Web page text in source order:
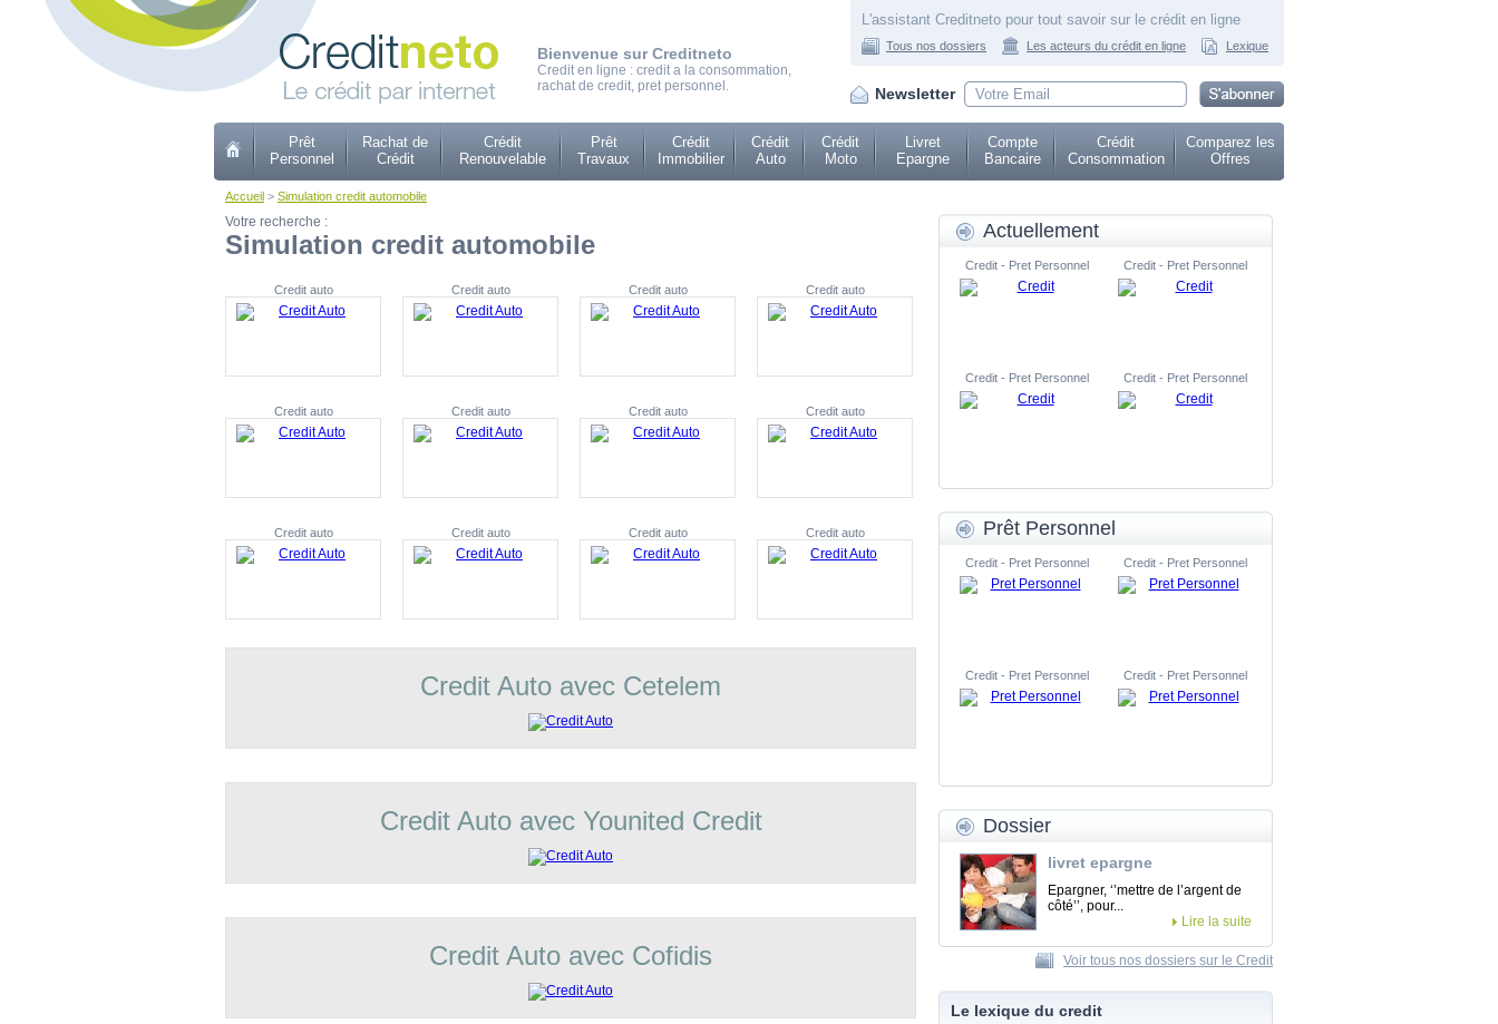
Bienvenue sur Creditneto
Credit en ligne : credit a la consommation,
rachat de credit, pret personnel.
L'assistant Creditneto pour tout savoir sur le crédit en ligne
Tous nos dossiers Les acteurs du crédit en ligne Lexique
Newsletter
Prêt
Personnel
Rachat de
Crédit
Crédit
Renouvelable
Prêt
Travaux
Crédit
Immobilier
Crédit
Auto
Crédit
Moto
Livret
Epargne
Compte
Bancaire
Crédit
Consommation
Comparez les
Offres
Accueil > Simulation credit automobile
Votre recherche :
Simulation credit automobile
Credit auto Credit auto Credit auto Credit auto
Credit auto Credit auto Credit auto Credit auto
Credit auto Credit auto Credit auto Credit auto
Credit Auto avec Cetelem
Credit Auto avec Younited Credit
Credit Auto avec Cofidis
Actuellement
Credit - Pret Personnel Credit - Pret Personnel
Credit - Pret Personnel Credit - Pret Personnel
Prêt Personnel
Credit - Pret Personnel Credit - Pret Personnel
Credit - Pret Personnel Credit - Pret Personnel
Dossier
livret epargne
Epargner, ‘’mettre de l’argent de
côté’’, pour...
Lire la suite
Voir tous nos dossiers sur le Credit
Le lexique du credit